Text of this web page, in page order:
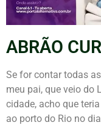
ABRÃO
Se for contar todas
meu pai, que veio do
cidade, acho que
ao porto do Rio no